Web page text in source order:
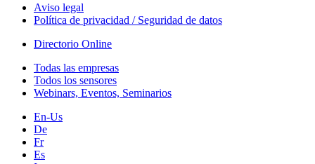
Aviso legal
Política de privacidad / Seguridad de datos
Directorio Online
Todas las empresas
Todos los sensores
Webinars, Eventos, Seminarios
En-Us
De
Fr
Es